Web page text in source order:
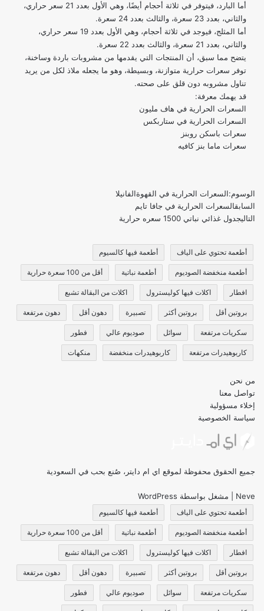
أما البارد، فيتوفر في ثلاثة أحجام أيضًا، وهي الأول بعدد 21 سعر حراري،
والثاني، بعدد 23 سعرة، والثالث بعدد 24 سعرة.
أما المثلج، فيوجد في ثلاثة أحجام، وهي الأول بعدد 19 سعر حراري،
والثاني، بعدد 21 سعرة، والثالث بعدد 22 سعرة.
يتضح مما سبق، أن المنتجات التي يقدمها من مشروبات باردة وساخنة،
توفر سعرات حرارية متوازنة، وبسيطة، وهو ما يجعله ملاذ لكل من يريد
تناول مشروبه دون قلق على صحته.
قد يهمك معرفة:
السعرات الحرارية في هاف مليون
السعرات الحرارية في ستاربكس
سعرات باسكن روبنز
سعرات ماما بنز كافيه
الوسوم:السعرات الحرارية في القهوةالفانيلا
السابقالسعرات الحرارية في جافا تايم
التاليجدول غذائي نباتي 1500 سعره حرارية
أطعمة تحتوي على الياف أطعمة فيها كالسيوم
أطعمة منخفضة الصوديوم أطعمة نباتية أقل من 100 سعرة حرارية
افطار اكلات فيها كوليسترول اكلات من البقالة تشبع
بروتين أقل بروتين أكثر تصبيرة دهون أقل دهون مرتفعة
سكريات مرتفعة سوائل صوديوم عالي فطور
كاربوهيدرات مرتفعة كاربوهيدرات منخفضة منكهات
من نحن
تواصل معنا
إخلاء مسؤولية
سياسة الخصوصية
جميع الحقوق محفوظة لموقع اي ام دايتر، صُنع بحب في السعودية
Neve | مشغل بواسطة WordPress
أطعمة تحتوي على الياف أطعمة فيها كالسيوم
أطعمة منخفضة الصوديوم أطعمة نباتية أقل من 100 سعرة حرارية
افطار اكلات فيها كوليسترول اكلات من البقالة تشبع
بروتين أقل بروتين أكثر تصبيرة دهون أقل دهون مرتفعة
سكريات مرتفعة سوائل صوديوم عالي فطور